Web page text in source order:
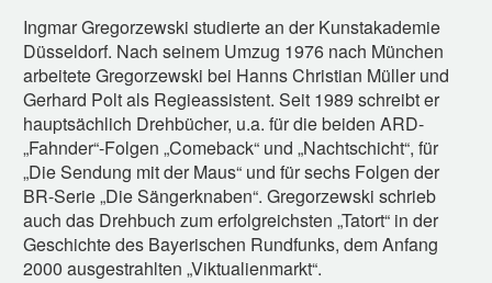
Ingmar Gregorzewski studierte an der Kunstakademie
Düsseldorf. Nach seinem Umzug 1976 nach München
arbeitete Gregorzewski bei Hanns Christian Müller und
Gerhard Polt als Regieassistent. Seit 1989 schreibt er
hauptsächlich Drehbücher, u.a. für die beiden ARD-
„Fahnder“-Folgen „Comeback“ und „Nachtschicht“, für
„Die Sendung mit der Maus“ und für sechs Folgen der
BR-Serie „Die Sängerknaben“. Gregorzewski schrieb
auch das Drehbuch zum erfolgreichsten „Tatort“ in der
Geschichte des Bayerischen Rundfunks, dem Anfang
2000 ausgestrahlten „Viktualienmarkt“.